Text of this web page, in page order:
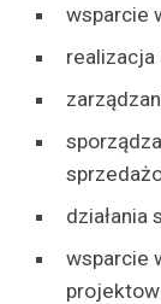
wsparcie
realizacja
działania
wsparcie